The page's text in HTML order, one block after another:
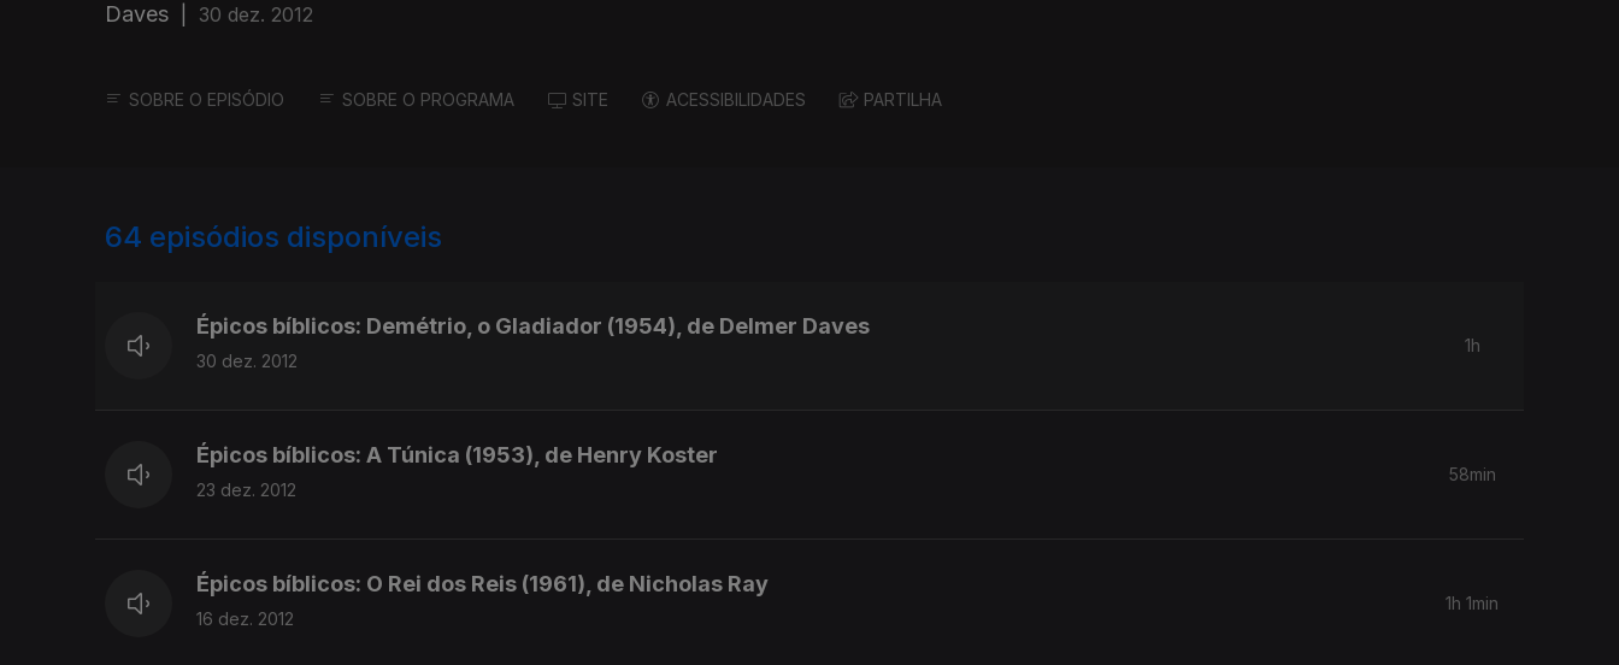
Daves
30 dez. 2012
SOBRE O EPISÓDIO SOBRE O PROGRAMA SITE ACESSIBILIDADES PARTILHA
64 episódios disponíveis
Épicos bíblicos: Demétrio, o Gladiador (1954), de Delmer Daves
30 dez. 2012
1h
Épicos bíblicos: A Túnica (1953), de Henry Koster
23 dez. 2012
58min
Épicos bíblicos: O Rei dos Reis (1961), de Nicholas Ray
16 dez. 2012
1h 1min